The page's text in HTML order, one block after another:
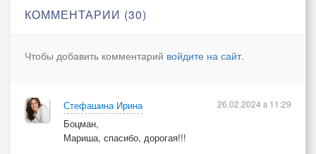
КОММЕНТАРИИ (30)
Чтобы добавить комментарий войдите на сайт.
Стефашина Ирина
Боцман,
Мариша, спасибо, дорогая!!!
26.02.2024 в 11:29